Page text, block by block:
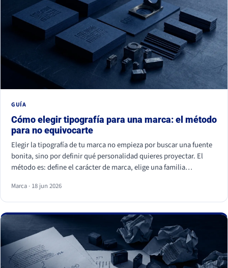
GUÍA
Cómo elegir tipografía para una marca: el método
para no equivocarte
Elegir la tipografía de tu marca no empieza por buscar una fuente
bonita, sino por definir qué personalidad quieres proyectar. El
método es: define el carácter de marca, elige una familia
legibilidad en todos tus soportes, comprueba la licencia
comercial y asegúrate de ser distinto a tu competencia. La fuente
es lo último; la estrategia es lo primero.
Marca · 18 jun 2026